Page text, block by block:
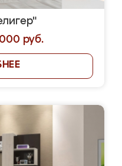
руб.